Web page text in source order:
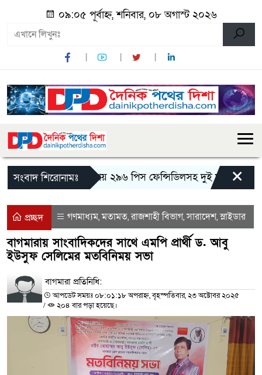
০৯:০৫ পূর্বাহ্ন, শনিবার, ০৮ অগাস্ট ২০২৬
সংবাদ শিরোনামঃমান্দায় ২৯৬ পিস ফেন্সিডিলসহ দুই মাদক কারবারি
×
প্রচ্ছদ গণমাধ্যম,মতামত,রাজশাহী বিভাগ,সারাদেশ,স্লাইডার
বাগমারায় সাংবাদিকদের সাথে এমপি প্রার্থী ড. আবু
ইউসুফ সেলিমের মতবিনিময় সভা
বাগমারা প্রতিনিধি:
আপডেট সময়ঃ ০৮:০১:১৮ অপরাহ্ন, বৃহস্পতিবার, ২৩ অক্টোবর ২০২৫
/
২০৪ বার পড়া হয়েছে।